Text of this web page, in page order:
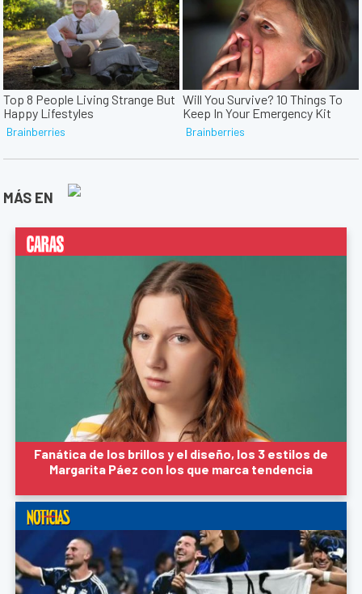
MÁS EN
Fanática de los brillos y el diseño, los 3 estilos de
Margarita Páez con los que marca tendencia